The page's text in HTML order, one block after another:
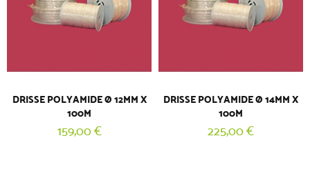
DRISSE POLYAMIDE Ø 12MM X
100M
159,00 €
DRISSE POLYAMIDE Ø 14MM X
100M
225,00 €